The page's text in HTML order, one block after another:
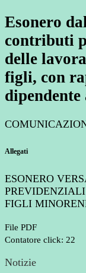
Esonero
contributi
delle
figli, con
Allegati
ESONERO
FIGLI
File PDF
Contatore click: 22
Notizie